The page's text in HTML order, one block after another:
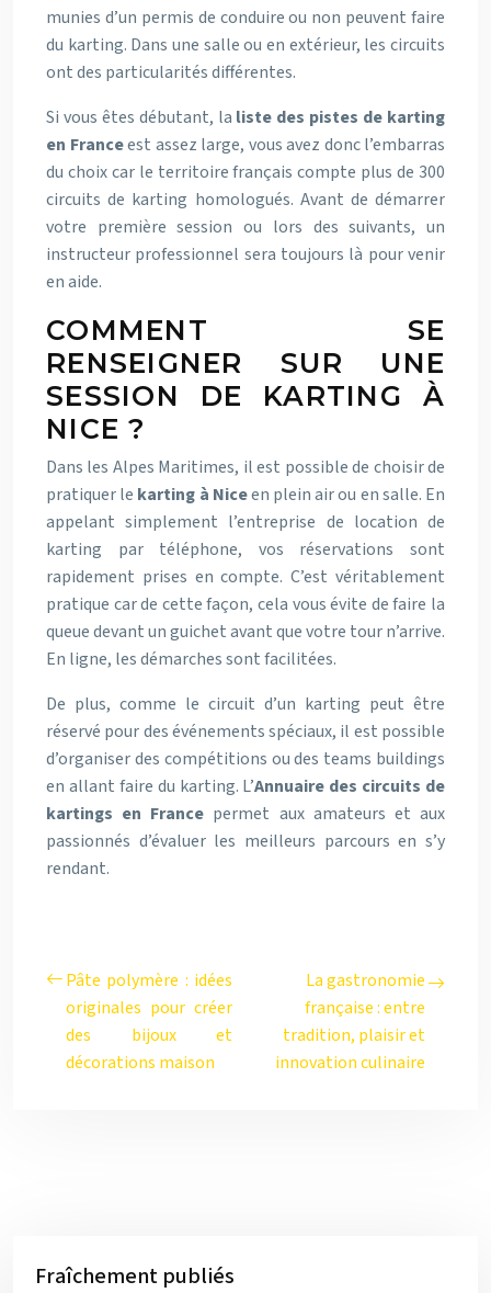
munies d’un permis de conduire ou non peuvent faire
du karting. Dans une salle ou en extérieur, les circuits
ont des particularités différentes.
Si vous êtes débutant, la liste des pistes de karting
en Franceest assez large, vous avez donc l’embarras
du choix car le territoire français compte plus de 300
circuits de karting homologués. Avant de démarrer
votre première session ou lors des suivants, un
instructeur professionnel sera toujours là pour venir
en aide.
COMMENT SE
RENSEIGNER SUR UNE
SESSION DE KARTING À
NICE ?
Dans les Alpes Maritimes, il est possible de choisir de
pratiquer le karting à Niceen plein air ou en salle. En
appelant simplement l’entreprise de location de
karting par téléphone, vos réservations sont
rapidement prises en compte. C’est véritablement
pratique car de cette façon, cela vous évite de faire la
queue devant un guichet avant que votre tour n’arrive.
En ligne, les démarches sont facilitées.
De plus, comme le circuit d’un karting peut être
réservé pour des événements spéciaux, il est possible
d’organiser des compétitions ou des teams buildings
en allant faire du karting. L’Annuaire des circuits de
kartings en France permet aux amateurs et aux
passionnés d’évaluer les meilleurs parcours en s’y
rendant.
Pâte polymère : idées
originales pour créer
des bijoux et
décorations maison
La gastronomie
française : entre
tradition, plaisir et
innovation culinaire
Fraîchement publiés